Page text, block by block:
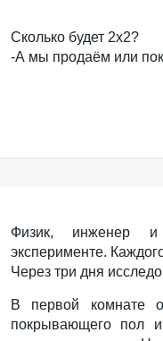
Сколько будет 2х2?
-А мы продаём или
Физик, инженер
эксперименте.
Через три дня
В первой комнате
покрывающего пол